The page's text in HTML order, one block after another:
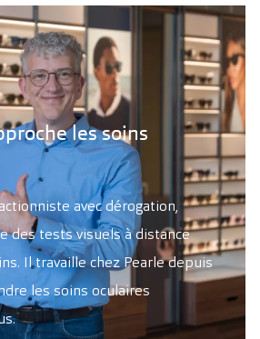
les soins
avec dérogation,
des tests visuels à distance
Il travaille chez Pearle depuis
les soins oculaires